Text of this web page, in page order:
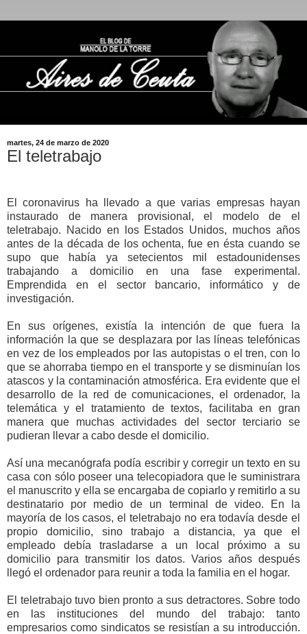
martes, 24 de marzo de 2020
El teletrabajo
El coronavirus ha llevado a que varias empresas hayan
instaurado de manera provisional, el modelo de el
teletrabajo. Nacido en los Estados Unidos, muchos años
antes de la década de los ochenta, fue en ésta cuando se
supo que había ya setecientos mil estadounidenses
trabajando a domicilio en una fase experimental.
Emprendida en el sector bancario, informático y de
investigación.
En sus orígenes, existía la intención de que fuera la
información la que se desplazara por las líneas telefónicas
en vez de los empleados por las autopistas o el tren, con lo
que se ahorraba tiempo en el transporte y se disminuían los
atascos y la contaminación atmosférica. Era evidente que el
desarrollo de la red de comunicaciones, el ordenador, la
telemática y el tratamiento de textos, facilitaba en gran
manera que muchas actividades del sector terciario se
pudieran llevar a cabo desde el domicilio.
Así una mecanógrafa podía escribir y corregir un texto en su
casa con sólo poseer una telecopiadora que le suministrara
el manuscrito y ella se encargaba de copiarlo y remitirlo a su
destinatario por medio de un terminal de video. En la
mayoría de los casos, el teletrabajo no era todavía desde el
propio domicilio, sino trabajo a distancia, ya que el
empleado debía trasladarse a un local próximo a su
domicilio para transmitir los datos. Varios años después
llegó el ordenador para reunir a toda la familia en el hogar.
El teletrabajo tuvo bien pronto a sus detractores. Sobre todo
en las instituciones del mundo del trabajo: tanto
empresarios como sindicatos se resistían a su introducción.